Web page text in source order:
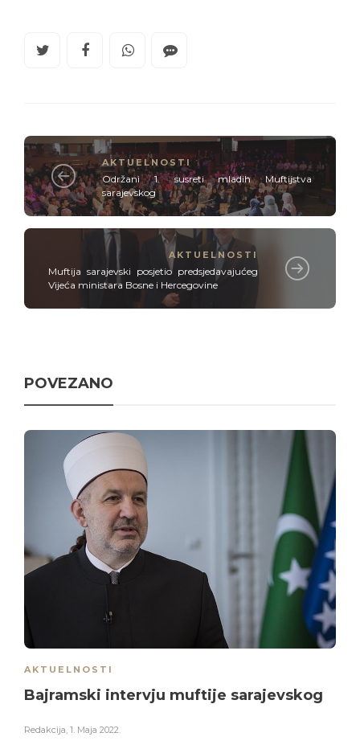
AKTUELNOSTI
Održani 1. susreti mladih Muftijstva
sarajevskog
AKTUELNOSTI
Muftija sarajevski posjetio predsjedavajućeg
Vijeća ministara Bosne i Hercegovine
POVEZANO
AKTUELNOSTI
Bajramski intervju muftije sarajevskog
Redakcija, 1. Maja 2022.